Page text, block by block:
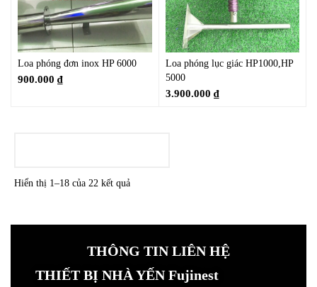
Loa phóng đơn inox HP 6000
900.000 ₫
Loa phóng lục giác HP1000,HP
5000
3.900.000 ₫
Hiển thị 1–18 của 22 kết quả
THÔNG TIN LIÊN HỆ
THIẾT BỊ NHÀ YẾN Fujinest